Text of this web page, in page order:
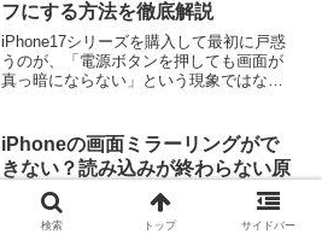
フにする方法を徹底解説
iPhone17シリーズを購入して最初に戸惑
うのが、「電源ボタンを押しても画面が
真っ暗にならない」という現象ではない
Display）」という新機能が原因です。こ
の...
iPhoneの画面ミラーリングがで
きない？読み込みが終わらない原
因と対処法を徹底解説
この記事では、iPhoneの画面ミラーリン
検索 トップ サイドバー